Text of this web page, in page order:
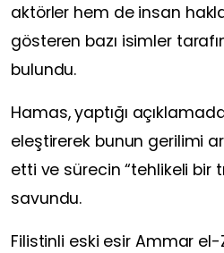
aktörler hem de insan
gösteren bazı isimler
bulundu.
Hamas, yaptığı
eleştirerek bunun gerilimi
etti ve sürecin “tehlikeli bir
savundu.
Filistinli eski esir Ammar el-